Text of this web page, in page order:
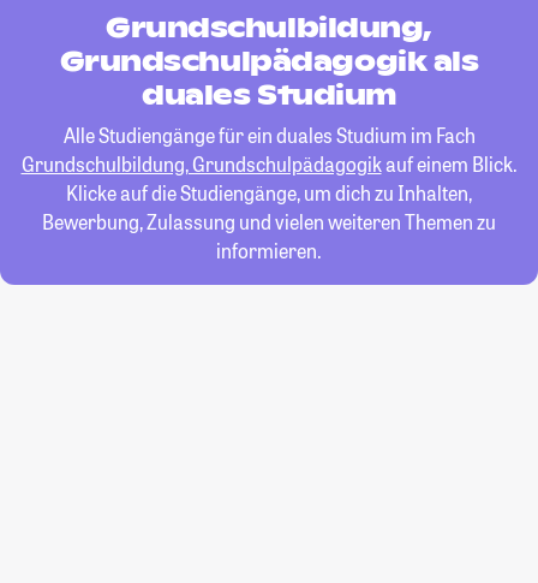
Grundschulbildung,
Grundschulpädagogik als
duales Studium
Alle Studiengänge für ein duales Studium im Fach
Grundschulbildung, Grundschulpädagogikauf einem Blick.
Klicke auf die Studiengänge, um dich zu Inhalten,
Bewerbung, Zulassung und vielen weiteren Themen zu
informieren.